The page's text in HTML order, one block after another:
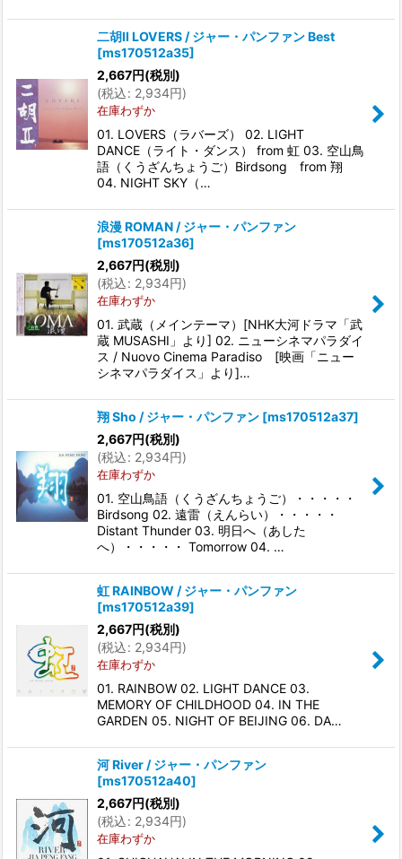
二胡II LOVERS / ジャー・パンファン Best
[ms170512a35]
2,667円(税別)
(税込: 2,934円)
在庫わずか
01. LOVERS（ラバーズ） 02. LIGHT
DANCE（ライト・ダンス） from 虹 03. 空山鳥
語（くうざんちょうご）Birdsong from 翔
04. NIGHT SKY（…
浪漫 ROMAN / ジャー・パンファン
[ms170512a36]
2,667円(税別)
(税込: 2,934円)
在庫わずか
01. 武蔵（メインテーマ）[NHK大河ドラマ「武
蔵 MUSASHI」より] 02. ニューシネマパラダイ
ス / Nuovo Cinema Paradiso [映画「ニュー
シネマパラダイス」より]…
翔 Sho / ジャー・パンファン [ms170512a37]
2,667円(税別)
(税込: 2,934円)
在庫わずか
01. 空山鳥語（くうざんちょうご）・・・・・
Birdsong 02. 遠雷（えんらい）・・・・・
Distant Thunder 03. 明日へ（あした
へ）・・・・・ Tomorrow 04. …
虹 RAINBOW / ジャー・パンファン
[ms170512a39]
2,667円(税別)
(税込: 2,934円)
在庫わずか
01. RAINBOW 02. LIGHT DANCE 03.
MEMORY OF CHILDHOOD 04. IN THE
GARDEN 05. NIGHT OF BEIJING 06. DA…
河 River / ジャー・パンファン
[ms170512a40]
2,667円(税別)
(税込: 2,934円)
在庫わずか